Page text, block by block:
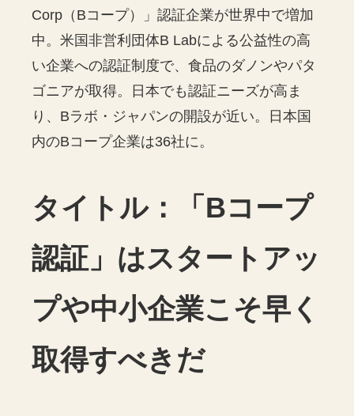
Corp（Bコープ）」認証企業が世界中で増加
中。米国非営利団体B Labによる公益性の高
い企業への認証制度で、食品のダノンやパタ
ゴニアが取得。日本でも認証ニーズが高ま
り、Bラボ・ジャパンの開設が近い。日本国
内のBコープ企業は36社に。
タイトル：「Bコープ
認証」はスタートアッ
プや中小企業こそ早く
取得すべきだ